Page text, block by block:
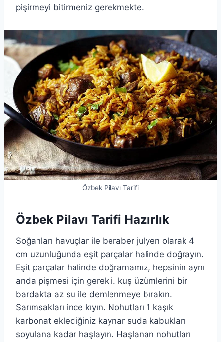
pişirmeyi bitirmeniz gerekmekte.
Özbek Pilavı Tarifi
Özbek Pilavı Tarifi Hazırlık
Soğanları havuçlar ile beraber julyen olarak 4
cm uzunluğunda eşit parçalar halinde doğrayın.
Eşit parçalar halinde doğramamız, hepsinin aynı
anda pişmesi için gerekli. kuş üzümlerini bir
bardakta az su ile demlenmeye bırakın.
Sarımsakları ince kıyın. Nohutları 1 kaşık
karbonat eklediğiniz kaynar suda kabukları
soyulana kadar haşlayın. Haşlanan nohutları